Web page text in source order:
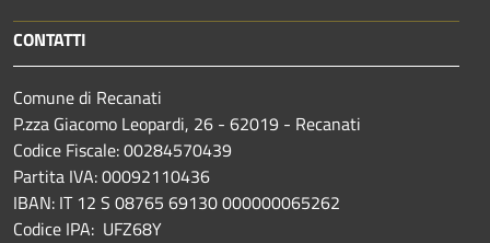
CONTATTI
Comune di Recanati
P.zza Giacomo Leopardi, 26 - 62019 - Recanati
Codice Fiscale: 00284570439
Partita IVA: 00092110436
IBAN: IT 12 S 08765 69130 000000065262
Codice IPA: UFZ68Y